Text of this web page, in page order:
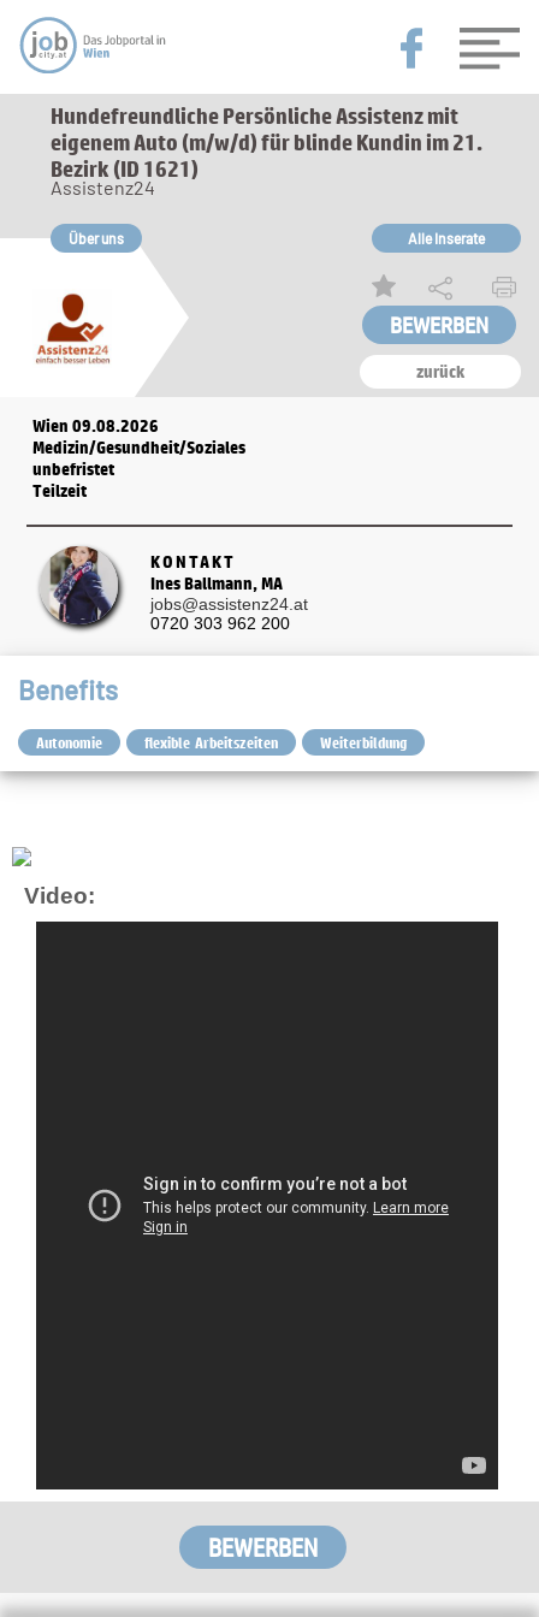
Hundefreundliche Persönliche Assistenz mit
eigenem Auto (m/w/d) für blinde Kundin im 21.
Bezirk (ID 1621)
zurück
Assistenz24
Über uns Alle Inserate
Wien 09.08.2026
Medizin/Gesundheit/Soziales
unbefristet
Teilzeit
KONTAKT
Ines Ballmann, MA
jobs@assistenz24.at
0720 303 962 200
Benefits
Autonomie flexible Arbeitszeiten Weiterbildung
Video: